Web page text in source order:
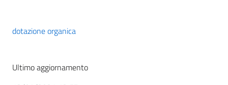
dotazione organica
Ultimo aggiornamento